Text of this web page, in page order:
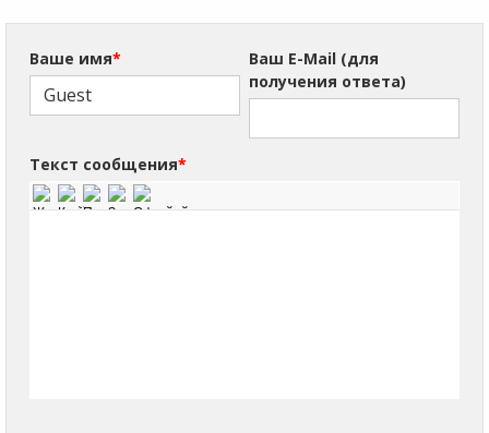
Ваше имя*
Ваш E-Mail (для
получения ответа)
Текст сообщения*